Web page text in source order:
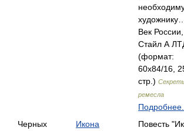
Век России,
Стайл А
(формат:
60x84/16,
стр.)
ремесла
Подробнее...
Черных
Икона
Повесть